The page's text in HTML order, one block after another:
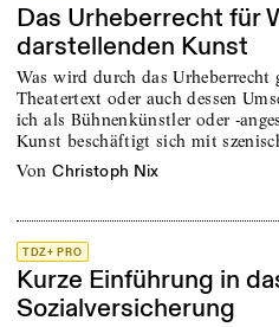
Das Urheberrecht für
darstellenden Kunst
Was wird durch das
Theatertext oder auch dessen
ich als Bühnenkünstler oder -
Kunst beschäftigt sich mit
von Christoph Nix
TDZ+ PRO
Kurze Einführung in
Sozialversicherung